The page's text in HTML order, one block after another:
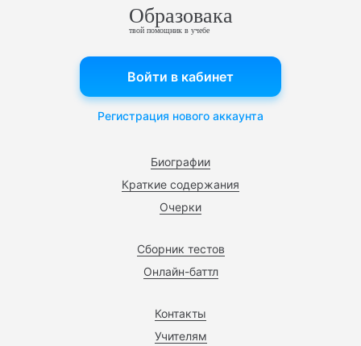
Образовака
твой помощник в учебе
Биографии
Краткие содержания
Очерки
Сборник тестов
Онлайн-баттл
Контакты
Учителям
Войти в кабинет
Регистрация нового аккаунта